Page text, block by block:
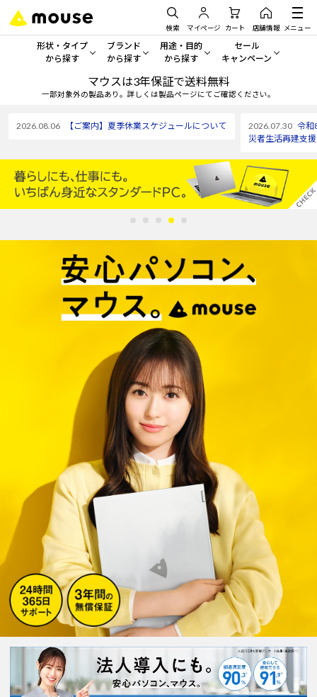
検索 マイページ カート 店舗情報 メニュー
形状・タイプ
から探す
形状・タイプから探す をすべてみる
タブレット
ワークステーション
Windows 11|Copilot+ PC
ブランド
から探す
mouse
DAIV
iiyama
Windows 11
用途・目的
から探す
一般向けパソコン
ビジネス向けパソコン
学習向けパソコン
スペック/パーツ別
Windows 11
セール
キャンペーン
セール・キャンペー
人気モデルが期間限定・お
アウトレットパソコン
すべて新品の旧モデル製品
Windows 11
マウスは3年保証で送料無料
一部対象外の製品あり。詳しくは製品ページにてご確認ください。
2026.08.06 【ご案内】夏季休業スケジュールについて 2026.07.30 令和
災者生活再建支